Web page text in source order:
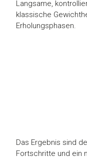
Langsame,
klassische
Erholungsphasen.
Das Ergebnis sind
Fortschritte und ein